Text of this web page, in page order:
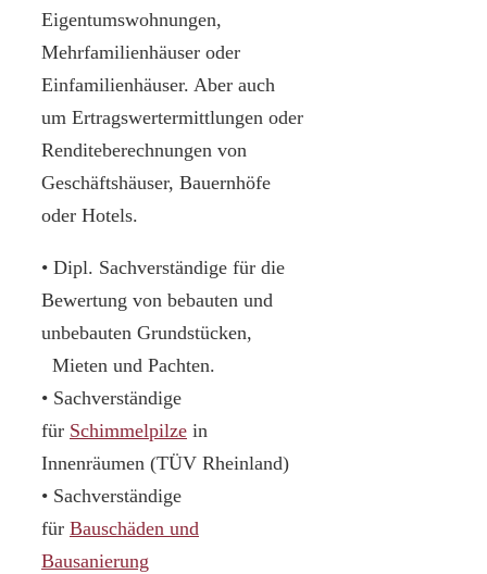
Eigentumswohnungen,
Mehrfamilienhäuser oder
Einfamilienhäuser. Aber auch
um Ertragswertermittlungen oder
Renditeberechnungen von
Geschäftshäuser, Bauernhöfe
oder Hotels.
• Dipl. Sachverständige für die
Bewertung von bebauten und
unbebauten Grundstücken,
Mieten und Pachten.
• Sachverständige
für Schimmelpilze in
Innenräumen (TÜV Rheinland)
• Sachverständige
für Bauschäden und
Bausanierung